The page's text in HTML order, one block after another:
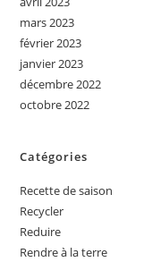
mars 2023
février 2023
janvier 2023
décembre 2022
octobre 2022
Catégories
Recette de saison
Recycler
Reduire
Rendre à la terre